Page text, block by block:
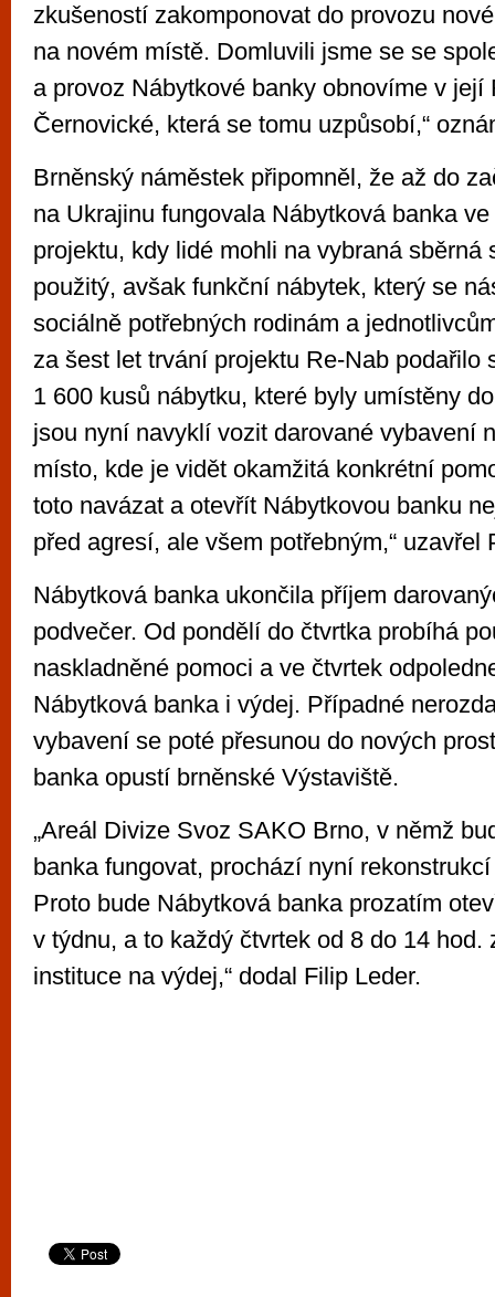
zkušeností zakomponovat do provozu
na novém místě. Domluvili jsme se se
a provoz Nábytkové banky obnovíme v její
Černovické, která se tomu uzpůsobí,“
Brněnský náměstek připomněl, že až do
na Ukrajinu fungovala Nábytková banka
projektu, kdy lidé mohli na vybraná sběrná
použitý, avšak funkční nábytek, který se
sociálně potřebných rodinám a
za šest let trvání projektu Re-Nab podařilo
1 600 kusů nábytku, které byly umístěny
jsou nyní navyklí vozit darované vybavení
místo, kde je vidět okamžitá konkrétní
toto navázat a otevřít Nábytkovou banku
před agresí, ale všem potřebným,“ uzavřel
Nábytková banka ukončila příjem
podvečer. Od pondělí do čtvrtka probíhá
naskladněné pomoci a ve čtvrtek
Nábytková banka i výdej. Případné
vybavení se poté přesunou do nových
banka opustí brněnské Výstaviště.
„Areál Divize Svoz SAKO Brno, v němž
banka fungovat, prochází nyní
Proto bude Nábytková banka prozatím
v týdnu, a to každý čtvrtek od 8 do 14 hod.
instituce na výdej,“ dodal Filip Leder.